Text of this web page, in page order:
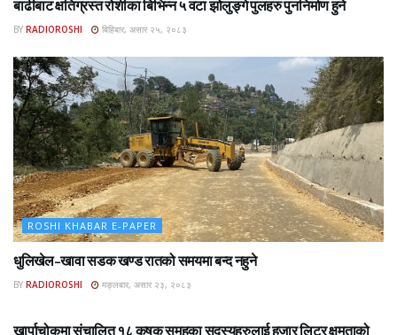
बाढीबाट क्षतिग्रस्त रोशीका बिभिन्न ५ वटा झोलुङ्गे पुलहरु पुननिर्माण हुने
BY RADIOROSHI बिहिबार, असार २५, २०८३
ROSHI KHABAR E-PAPER
धुलिखेल–खावा सडक खण्ड रातको समयमा बन्द नहुने
BY RADIOROSHI मङ्लबार, असार २३, २०८३
खार्पाचोकमा संचालित १८ कृषक समुहका सदस्यहरुलाई हजार लिटर क्षमताको